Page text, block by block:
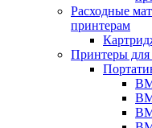
Расходные
принтерам
Принтеры для